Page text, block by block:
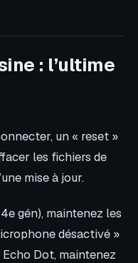
: l’ultime
un « reset »
les fichiers de
mise à jour.
gén), maintenez les
désactivé »
Dot, maintenez